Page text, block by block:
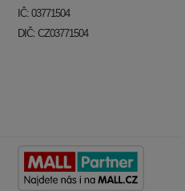
IČ: 03771504
DIČ: CZ03771504